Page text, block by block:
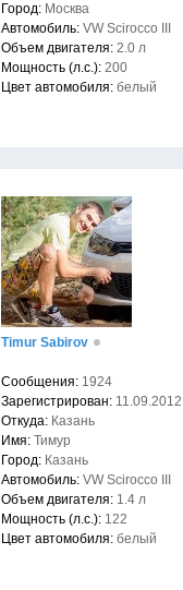
Город: Москва
Автомобиль: VW Scirocco III
Объем двигателя: 2.0 л
Мощность (л.с.): 200
Цвет автомобиля: белый
Timur Sabirov
Сообщения: 1924
Зарегистрирован: 11.09.2012
Откуда: Казань
Имя: Тимур
Город: Казань
Автомобиль: VW Scirocco III
Объем двигателя: 1.4 л
Мощность (л.с.): 122
Цвет автомобиля: белый